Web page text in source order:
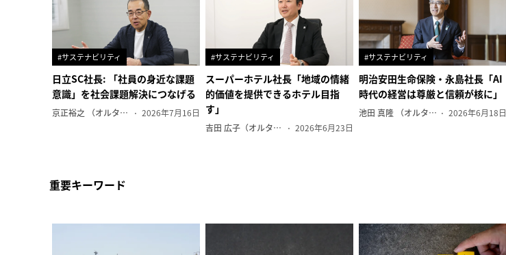
#サステナビリティ
日立SC社長: 「社員の身近な課題
意識」を社会課題解決につなげる
京正裕之 （オルタナ副編集長） 2026年7月16日
#サステナビリティ
スーパーホテル社長「地域の情緒
的価値を提供できるホテル目指
す」
吉田 広子（オルタナ輪番編集長） 2026年6月23日
#サステナビリティ
明治安田生命保険・永島社長「AI
時代の経営は尊厳と信頼が核に」
池田 真隆 （オルタナ輪番編集長） 2026年6月18日
重要キーワード